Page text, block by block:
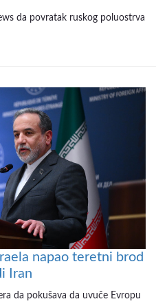
da povratak ruskog poluostrva
napao teretni brod
Iran
da pokušava da uvuče Evropu